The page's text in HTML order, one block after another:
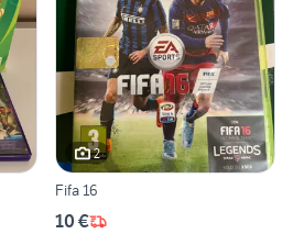
2
Fifa 16
10 €